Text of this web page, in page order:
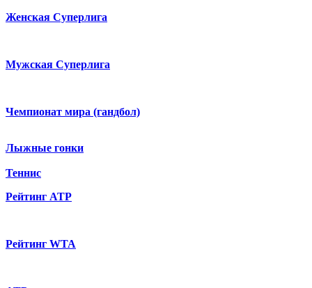
Женская Суперлига
Мужская Суперлига
Чемпионат мира (гандбол)
Лыжные гонки
Теннис
Рейтинг ATP
Рейтинг WTA